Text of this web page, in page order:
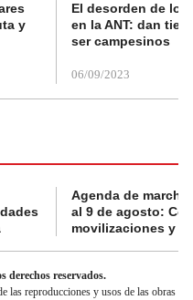
y
El desorden de
en la ANT: dan
ser campesinos
06/09/2023
Agenda de
al 9 de agosto:
movilizaciones y
derechos reservados.
las reproducciones y usos de las obras